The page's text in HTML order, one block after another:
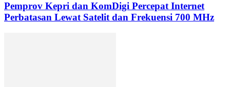
Pemprov Kepri dan KomDigi Percepat Internet
Perbatasan Lewat Satelit dan Frekuensi 700 MHz